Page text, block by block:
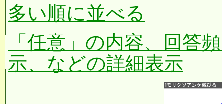
多い順に並べる
「任意」の内容、回答
示、などの詳細表示